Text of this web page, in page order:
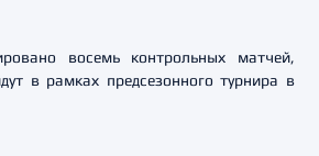
восемь контрольных матчей,
в рамках предсезонного турнира в